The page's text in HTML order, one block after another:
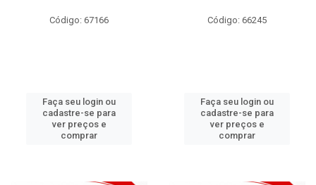
Código: 67166
Faça seu login ou
cadastre-se para
ver preços e
comprar
Código: 66245
Faça seu login ou
cadastre-se para
ver preços e
comprar